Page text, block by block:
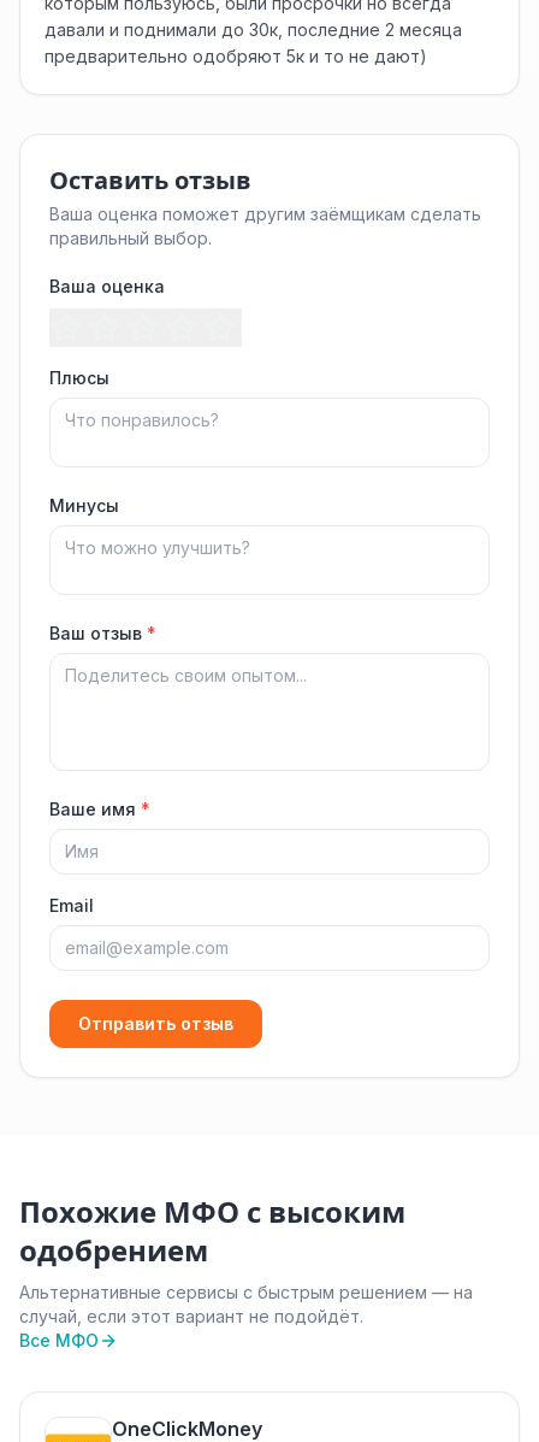
давали и поднимали до 30к, последние 2 месяца
предварительно одобряют 5к и то не дают)
Оставить отзыв
Ваша оценка поможет другим заёмщикам сделать
правильный выбор.
Ваша оценка
Плюсы
Минусы
Ваш отзыв *
Ваше имя *
Email
Отправить отзыв
Похожие МФО с высоким
одобрением
Альтернативные сервисы с быстрым решением — на
случай, если этот вариант не подойдёт.
Все МФО
OneClickMoney